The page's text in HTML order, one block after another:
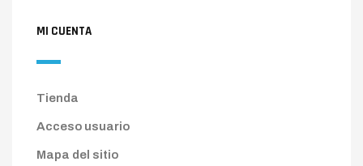
MI CUENTA
Tienda
Acceso usuario
Mapa del sitio